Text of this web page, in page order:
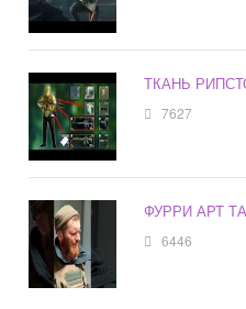
ТКАНЬ
7627
ФУРРИ АРТ
6446